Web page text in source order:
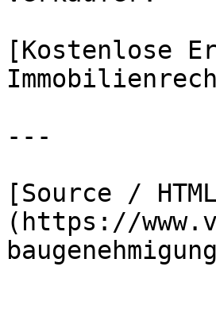
[Kostenlose
---
[Source /
(https://